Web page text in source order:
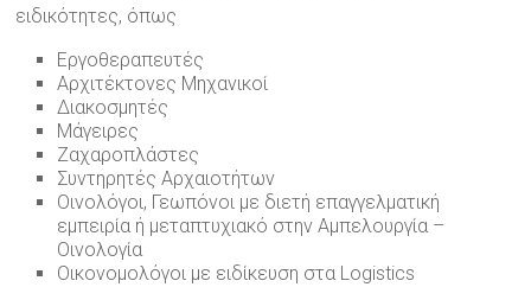
ειδικότητες, όπως
Εργοθεραπευτές
Αρχιτέκτονες Μηχανικοί
Διακοσμητές
Μάγειρες
Ζαχαροπλάστες
Συντηρητές Αρχαιοτήτων
Οινολόγοι, Γεωπόνοι με διετή επαγγελματική
εμπειρία ή μεταπτυχιακό στην Αμπελουργία –
Οινολογία
Οικονομολόγοι με ειδίκευση στα Logistics